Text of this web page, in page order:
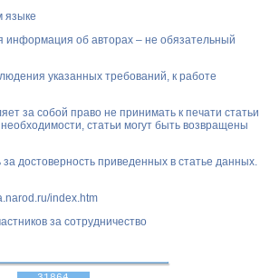
языке
информация об авторах – не обязательный
указанных требований, к работе
за собой право не принимать к печати статьи
статьи могут быть возвращены
достоверность приведенных в статье данных.
index.htm
за сотрудничество